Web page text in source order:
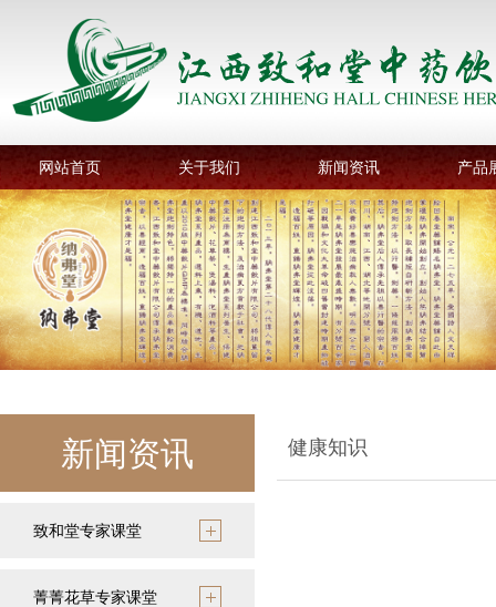
网站首页 关于我们 新闻资讯 产品
新闻资讯
致和堂专家课堂
菁菁花草专家课堂
健康知识